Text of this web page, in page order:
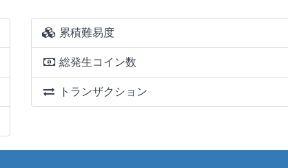
累積難易度
総発生コイン数
トランザクション